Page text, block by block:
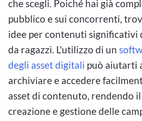
che scegli. Poiché hai già
pubblico e sui concorrenti,
idee per contenuti significativi
da ragazzi. L'utilizzo di un
degli asset digitali può aiutarti
archiviare e accedere
asset di contenuto, rendendo
creazione e gestione delle